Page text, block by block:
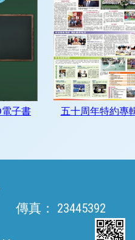
傳真： 23445392